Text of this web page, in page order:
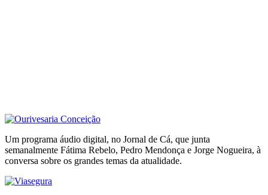
Um programa áudio digital, no Jornal de Cá, que junta
semanalmente Fátima Rebelo, Pedro Mendonça e Jorge Nogueira, à
conversa sobre os grandes temas da atualidade.